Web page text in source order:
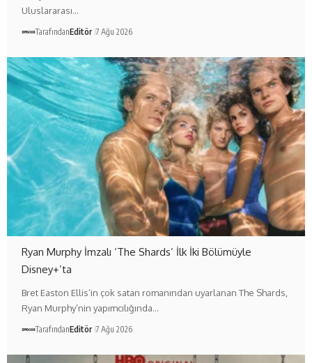
Uluslararası…
TarafındanEditör 7 Ağu 2026
Ryan Murphy İmzalı ‘The Shards’ İlk İki Bölümüyle
Disney+’ta
Bret Easton Ellis’in çok satan romanından uyarlanan The Shards,
Ryan Murphy’nin yapımcılığında…
TarafındanEditör 7 Ağu 2026